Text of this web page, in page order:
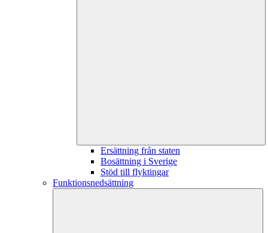
Ersättning från staten
Bosättning i Sverige
Stöd till flyktingar
Funktionsnedsättning